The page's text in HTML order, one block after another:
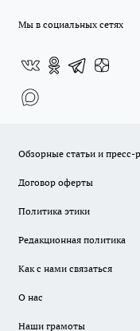
Мы в социальных сетях
Обзорные статьи и пресс-
Договор оферты
Политика этики
Редакционная политика
Как с нами связаться
О нас
Наши грамоты